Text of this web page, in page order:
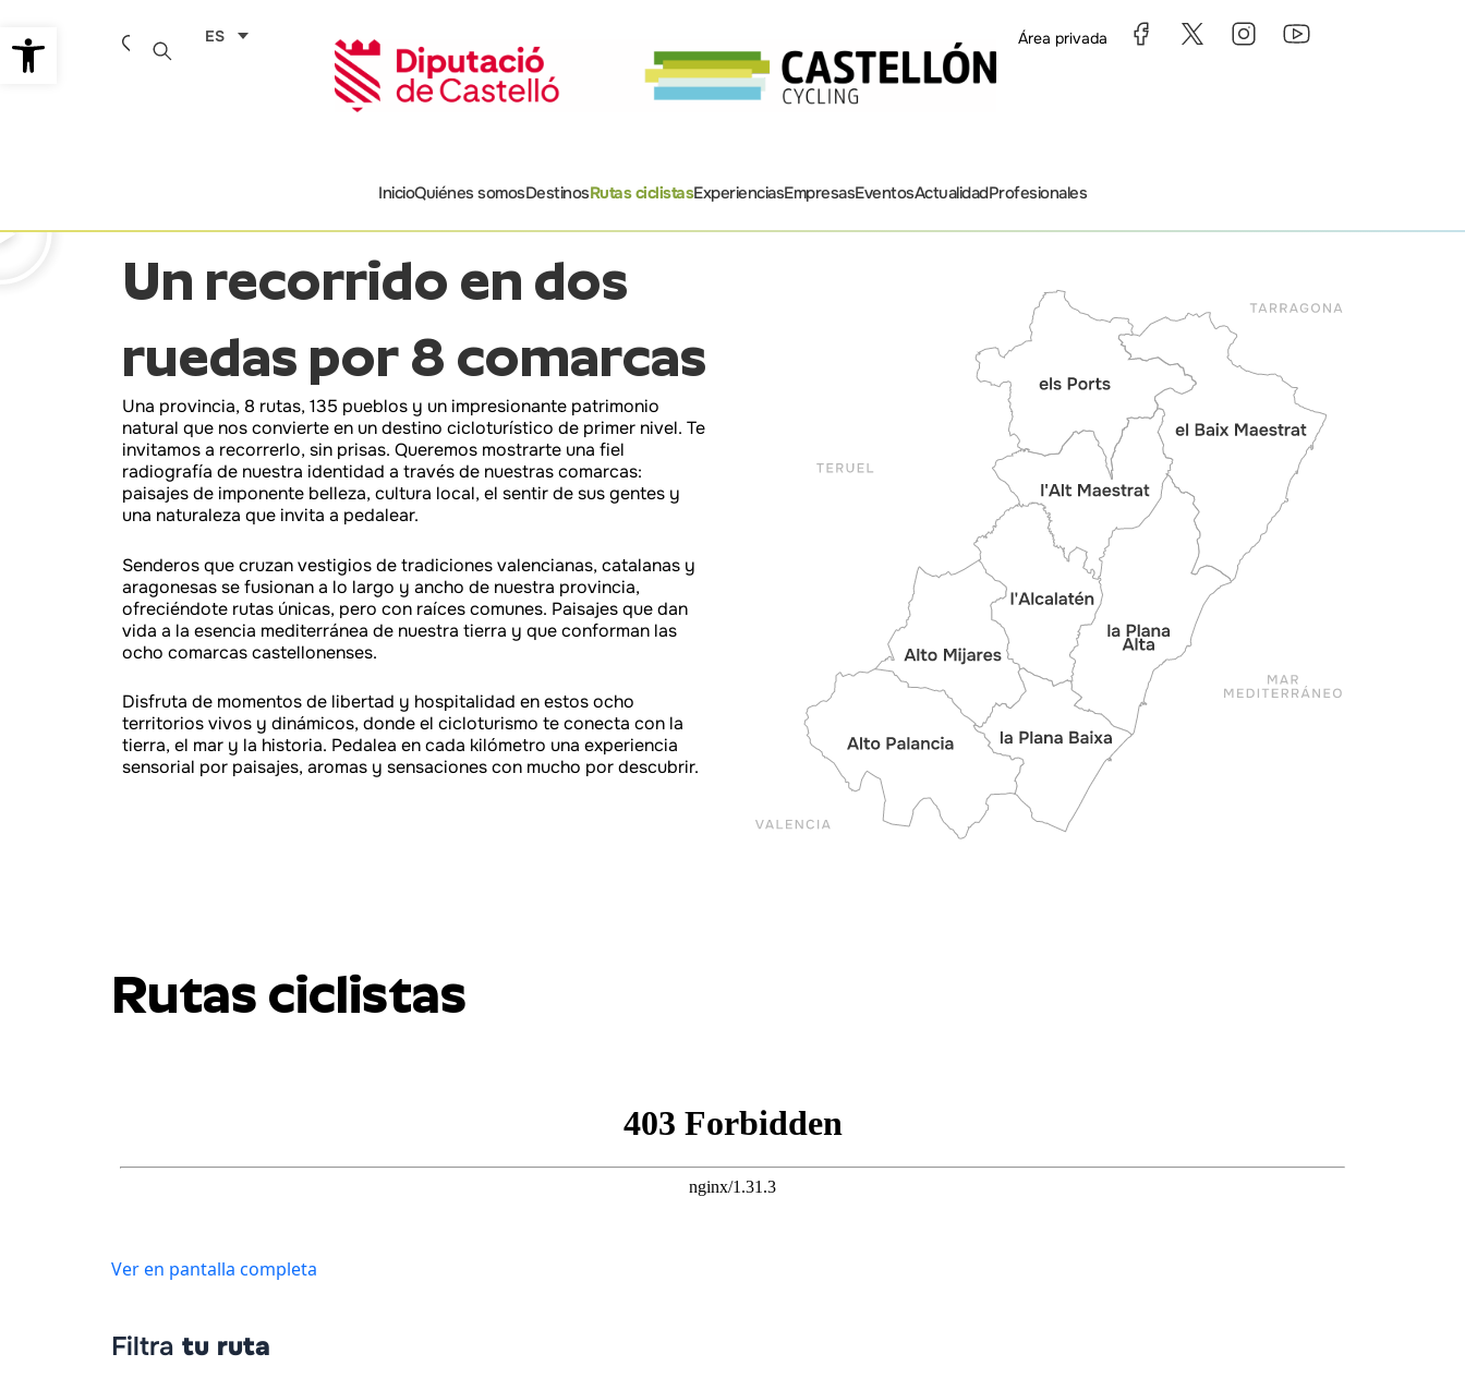
Abrir barra de herramientas
al
contenido
ES Área privada
InicioQuiénes somosDestinosRutas ciclistasExperienciasEmpresasEventosActualidadProfesionales
Un recorrido en dos
ruedas por 8 comarcas
Una provincia, 8 rutas, 135 pueblos y un impresionante patrimonio
natural que nos convierte en un destino cicloturístico de primer nivel. Te
invitamos a recorrerlo, sin prisas. Queremos mostrarte una fiel
radiografía de nuestra identidad a través de nuestras comarcas:
paisajes de imponente belleza, cultura local, el sentir de sus gentes y
una naturaleza que invita a pedalear.
Senderos que cruzan vestigios de tradiciones valencianas, catalanas y
aragonesas se fusionan a lo largo y ancho de nuestra provincia,
ofreciéndote rutas únicas, pero con raíces comunes. Paisajes que dan
vida a la esencia mediterránea de nuestra tierra y que conforman las
ocho comarcas castellonenses.
Disfruta de momentos de libertad y hospitalidad en estos ocho
territorios vivos y dinámicos, donde el cicloturismo te conecta con la
tierra, el mar y la historia. Pedalea en cada kilómetro una experiencia
sensorial por paisajes, aromas y sensaciones con mucho por descubrir.
Rutas ciclistas
Ver en pantalla completa
Filtra tu ruta